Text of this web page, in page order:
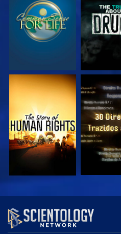
VEJA VEJA
VEJA VEJA
VEJA